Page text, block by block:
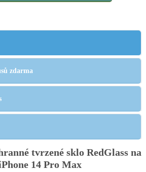
zdarma
tvrzené sklo RedGlass na
14 Pro Max